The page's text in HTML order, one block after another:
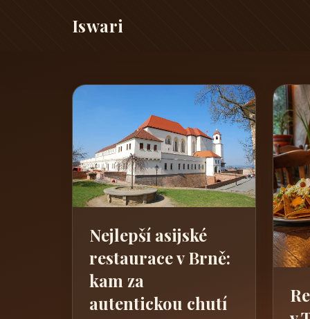
Iswari
Nejlepší asijské
restaurace v Brně:
kam za
autentickou chutí